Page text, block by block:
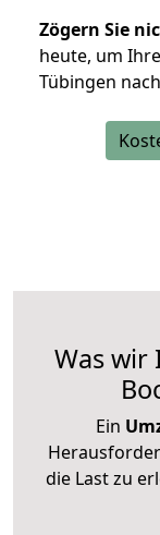
Zögern Sie
heute, um
Tübingen
Was
Ein
die Last zu